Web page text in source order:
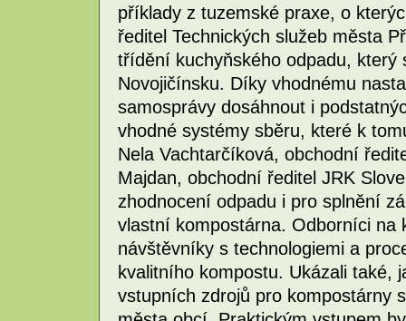
příklady z tuzemské praxe, o
ředitel Technických služeb města
třídění kuchyňského odpadu, který
Novojičínsku. Díky vhodnému
samosprávy dosáhnout i
vhodné systémy sběru, které k
Nela Vachtarčíková, obchodní
Majdan, obchodní ředitel JRK
zhodnocení odpadu i pro splnění
vlastní kompostárna. Odborníci na
návštěvníky s technologiemi a
kvalitního kompostu. Ukázali také,
vstupních zdrojů pro kompostárny